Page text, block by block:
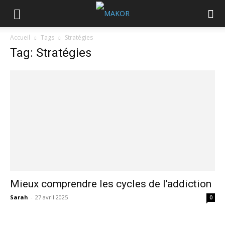
Accueil Tags Stratégies
Tag: Stratégies
Mieux comprendre les cycles de l’addiction
Sarah - 27 avril 2025 0